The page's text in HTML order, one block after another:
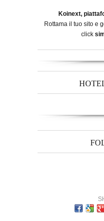
Koinext,
Rottama il tuo sito e
click